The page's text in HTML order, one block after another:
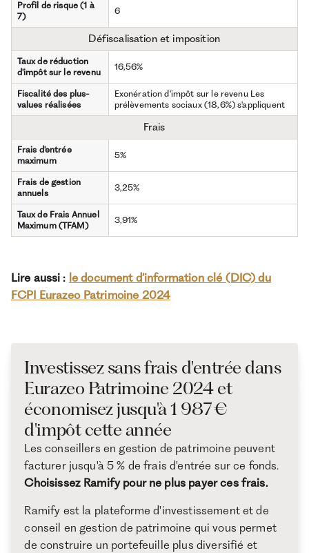
Profil de risque (1 à
7)
6
Défiscalisation et imposition
Taux de réduction
d'impôt sur le revenu
16,56%
Fiscalité des plus-
values réalisées
Exonération d'impôt sur le revenu Les
prélèvements sociaux (18,6%) s'appliquent
Frais
Frais d'entrée
maximum
5%
Frais de gestion
annuels
3,25%
Taux de Frais Annuel
Maximum (TFAM)
3,91%
Lire aussi : le document d’information clé (DIC) du
FCPI Eurazeo Patrimoine 2024
Investissez sans frais d'entrée dans
Eurazeo Patrimoine 2024 et
économisez jusqu'à 1 987 €
d'impôt cette année
Les conseillers en gestion de patrimoine peuvent
facturer jusqu'à 5 % de frais d'entrée sur ce fonds.
Choisissez Ramify pour ne plus payer ces frais.
Ramify est la plateforme d'investissement et de
conseil en gestion de patrimoine qui vous permet
de construire un portefeuille plus diversifié et